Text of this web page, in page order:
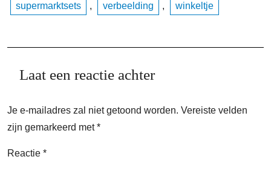
supermarktsets , verbeelding , winkeltje
Laat een reactie achter
Je e-mailadres zal niet getoond worden. Vereiste velden
zijn gemarkeerd met*
Reactie *